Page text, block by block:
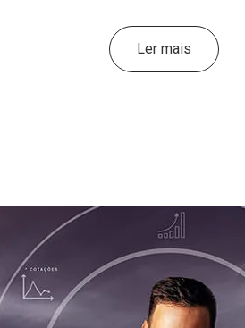
de entendimento de uma página.
(Brent) e US$ 91 (WTI) nas mínimas
Ler mais